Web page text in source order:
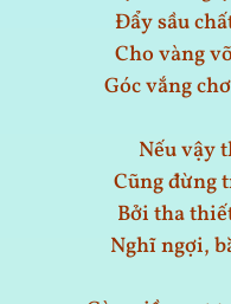
Đẩy sầu
Cho vàng
Góc vắng
Nếu vậy
Cũng đừng
Bởi tha
Nghĩ ngợi,